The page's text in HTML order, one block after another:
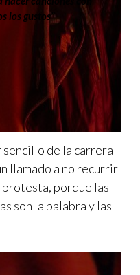
los gustos”
sencillo de la carrera
llamado a no recurrir
protesta, porque las
son la palabra y las